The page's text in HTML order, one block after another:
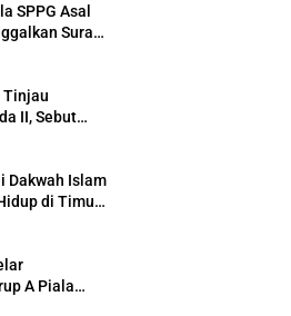
SPPG Asal
Surat
Tinjau
II, Sebut
dan Rakyat
Dakwah Islam
di Timur
A Piala